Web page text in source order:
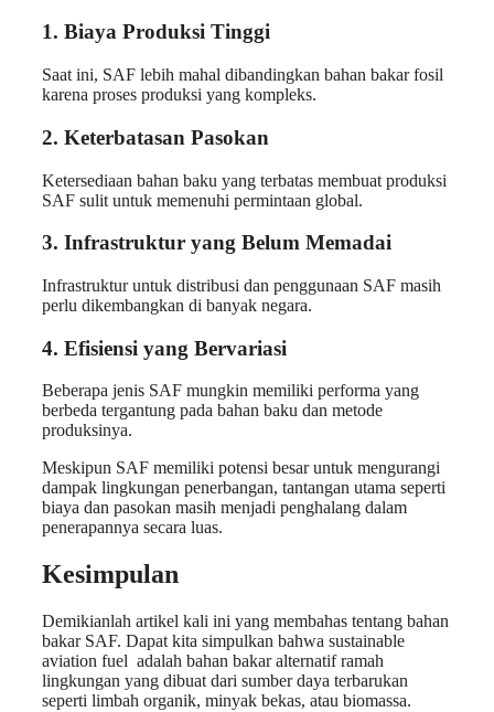
1. Biaya Produksi Tinggi
Saat ini, SAF lebih mahal dibandingkan bahan bakar fosil
karena proses produksi yang kompleks.
2. Keterbatasan Pasokan
Ketersediaan bahan baku yang terbatas membuat produksi
SAF sulit untuk memenuhi permintaan global.
3. Infrastruktur yang Belum Memadai
Infrastruktur untuk distribusi dan penggunaan SAF masih
perlu dikembangkan di banyak negara.
4. Efisiensi yang Bervariasi
Beberapa jenis SAF mungkin memiliki performa yang
berbeda tergantung pada bahan baku dan metode
produksinya.
Meskipun SAF memiliki potensi besar untuk mengurangi
dampak lingkungan penerbangan, tantangan utama seperti
biaya dan pasokan masih menjadi penghalang dalam
penerapannya secara luas.
Kesimpulan
Demikianlah artikel kali ini yang membahas tentang bahan
bakar SAF. Dapat kita simpulkan bahwa sustainable
aviation fuel adalah bahan bakar alternatif ramah
lingkungan yang dibuat dari sumber daya terbarukan
seperti limbah organik, minyak bekas, atau biomassa.